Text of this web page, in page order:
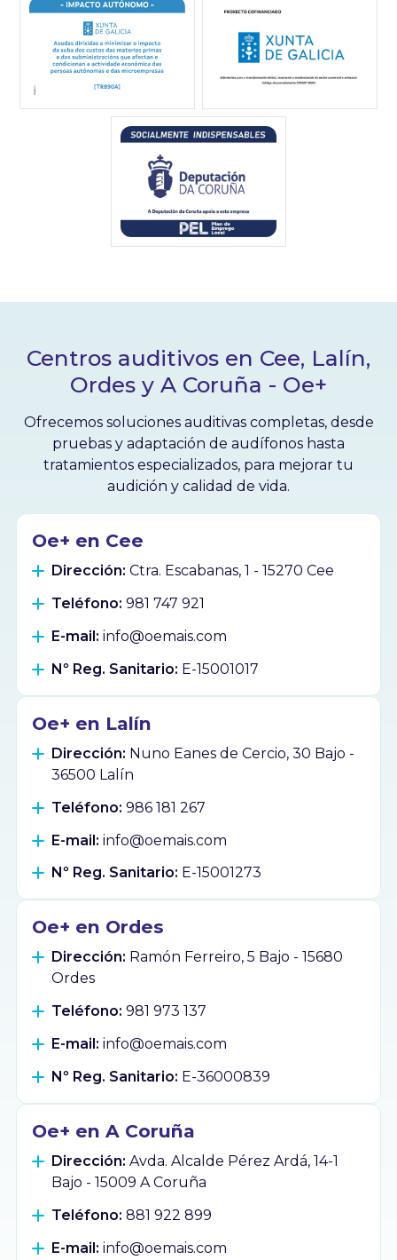
Centros auditivos en Cee, Lalín,
Ordes y A Coruña - Oe+
Ofrecemos soluciones auditivas completas, desde
pruebas y adaptación de audífonos hasta
tratamientos especializados, para mejorar tu
audición y calidad de vida.
Oe+ en Cee
Dirección: Ctra. Escabanas, 1 - 15270 Cee
Teléfono: 981 747 921
E-mail: info@oemais.com
Nº Reg. Sanitario: E-15001017
Oe+ en Lalín
Dirección: Nuno Eanes de Cercio, 30 Bajo -
36500 Lalín
Teléfono: 986 181 267
E-mail: info@oemais.com
Nº Reg. Sanitario: E-15001273
Oe+ en Ordes
Dirección: Ramón Ferreiro, 5 Bajo - 15680
Ordes
Teléfono: 981 973 137
E-mail: info@oemais.com
Nº Reg. Sanitario: E-36000839
Oe+ en A Coruña
Dirección: Avda. Alcalde Pérez Ardá, 14-1
Bajo - 15009 A Coruña
Teléfono: 881 922 899
E-mail: info@oemais.com